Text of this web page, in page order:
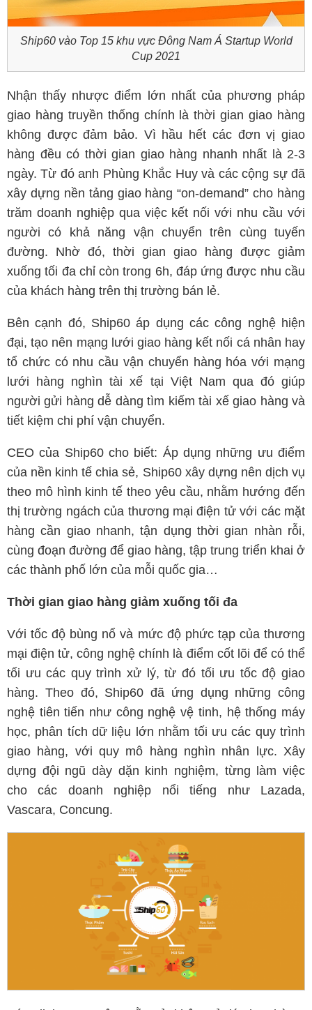
Ship60 vào Top 15 khu vực Đông Nam Á Startup World
Cup 2021
Nhận thấy nhược điểm lớn nhất của phương pháp
giao hàng truyền thống chính là thời gian giao hàng
không được đảm bảo. Vì hầu hết các đơn vị giao
hàng đều có thời gian giao hàng nhanh nhất là 2-3
ngày. Từ đó anh Phùng Khắc Huy và các cộng sự đã
xây dựng nền tảng giao hàng “on-demand” cho hàng
trăm doanh nghiệp qua việc kết nối với nhu cầu với
người có khả năng vận chuyển trên cùng tuyến
đường. Nhờ đó, thời gian giao hàng được giảm
xuống tối đa chỉ còn trong 6h, đáp ứng được nhu cầu
của khách hàng trên thị trường bán lẻ.
Bên cạnh đó, Ship60 áp dụng các công nghệ hiện
đại, tạo nên mạng lưới giao hàng kết nối cá nhân hay
tổ chức có nhu cầu vận chuyển hàng hóa với mạng
lưới hàng nghìn tài xế tại Việt Nam qua đó giúp
người gửi hàng dễ dàng tìm kiếm tài xế giao hàng và
tiết kiệm chi phí vận chuyển.
CEO của Ship60 cho biết: Áp dụng những ưu điểm
của nền kinh tế chia sẻ, Ship60 xây dựng nên dịch vụ
theo mô hình kinh tế theo yêu cầu, nhằm hướng đến
thị trường ngách của thương mại điện tử với các mặt
hàng cần giao nhanh, tận dụng thời gian nhàn rỗi,
cùng đoạn đường để giao hàng, tập trung triển khai ở
các thành phố lớn của mỗi quốc gia…
Thời gian giao hàng giảm xuống tối đa
Với tốc độ bùng nổ và mức độ phức tạp của thương
mại điện tử, công nghệ chính là điểm cốt lõi để có thể
tối ưu các quy trình xử lý, từ đó tối ưu tốc độ giao
hàng. Theo đó, Ship60 đã ứng dụng những công
nghệ tiên tiến như công nghệ vệ tinh, hệ thống máy
học, phân tích dữ liệu lớn nhằm tối ưu các quy trình
giao hàng, với quy mô hàng nghìn nhân lực. Xây
dựng đội ngũ dày dặn kinh nghiệm, từng làm việc
cho các doanh nghiệp nổi tiếng như Lazada,
Vascara, Concung.